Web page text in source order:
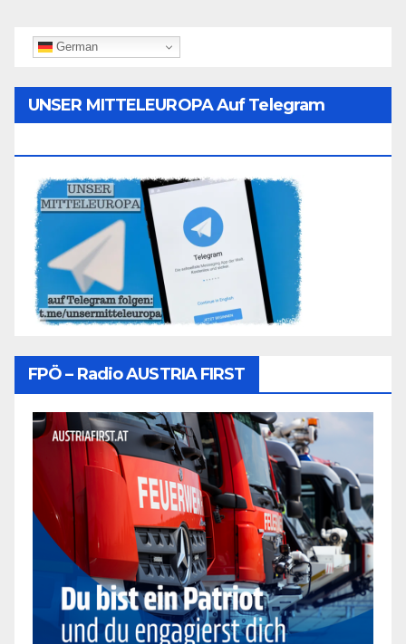
German
UNSER MITTELEUROPA Auf Telegram
FPÖ – Radio AUSTRIA FIRST